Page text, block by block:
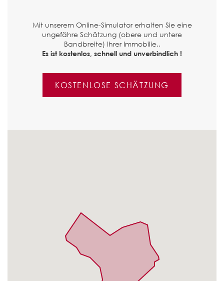
Mit unserem Online-Simulator erhalten Sie eine
ungefähre Schätzung (obere und untere
Bandbreite) Ihrer Immobilie..
Es ist kostenlos, schnell und unverbindlich !
KOSTENLOSE SCHÄTZUNG